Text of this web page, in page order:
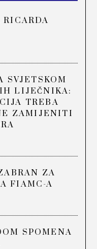
SVJETSKOM
LIJEČNIKA:
TREBA
ZAMIJENITI
ZA
FIAMC-A
SPOMENA